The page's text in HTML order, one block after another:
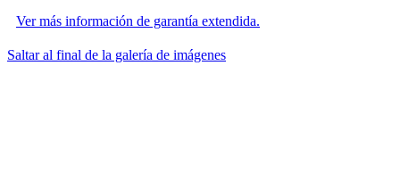
Ver más información de garantía extendida.
Saltar al final de la galería de imágenes